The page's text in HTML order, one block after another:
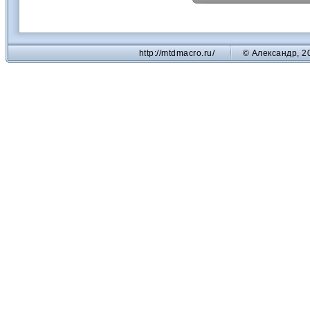
http://mtdmacro.ru/ © Александр,